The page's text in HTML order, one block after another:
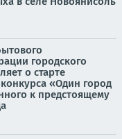
городского
о старте
«Один город
к предстоящему